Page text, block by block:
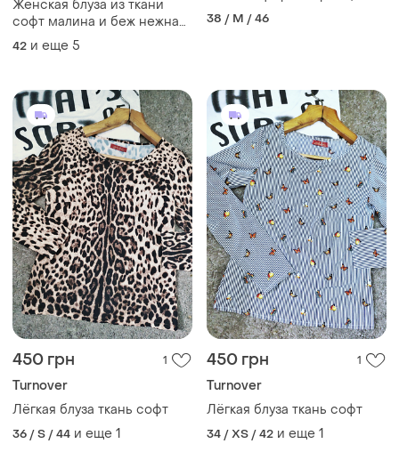
Женская блуза из ткани
софт малина и беж нежная
хрупкая
42 и еще 5
голубой
38 / M / 46
450 грн 1
Turnover
Лёгкая блуза ткань софт
36 / S / 44 и еще 1
450 грн 1
Turnover
Лёгкая блуза ткань софт
34 / XS / 42 и еще 1